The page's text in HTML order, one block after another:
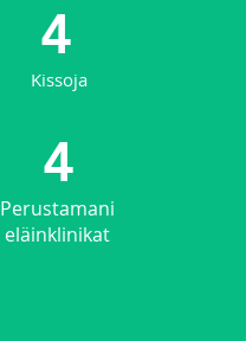
4
Kissoja
4
Perustamani
eläinklinikat